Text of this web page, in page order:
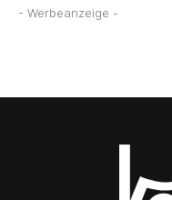
- Werbeanzeige -